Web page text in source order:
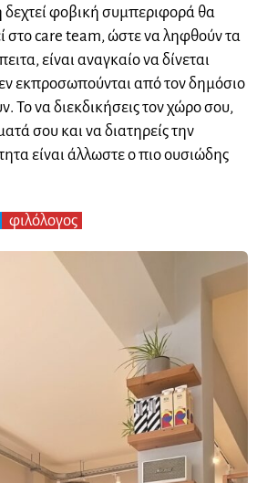
δεχτεί φοβική συμπεριφορά θα
στο care team, ώστε να ληφθούν τα
είναι αναγκαίο να δίνεται
εκπροσωπούνται από τον δημόσιο
Το να διεκδικήσεις τον χώρο σου,
σου και να διατηρείς την
είναι άλλωστε ο πιο ουσιώδης
φιλόλογος